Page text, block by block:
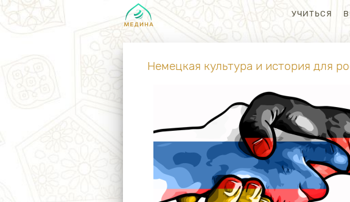
УЧИТЬСЯ
Немецкая культура и история для